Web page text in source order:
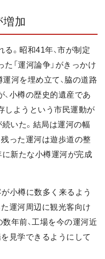
加
。昭和41年、市が制定
「運河論争」がきっかけ
河を埋め立て、脇の道路
小樽の歴史的遺産であ
しようという市民運動が
いた。結局は運河の幅
った運河は遊歩道の整
に新たな小樽運河が完成
小樽に数多く来るよう
運河周辺に観光客向け
年前、工場を今の運河近
見学できるようにして